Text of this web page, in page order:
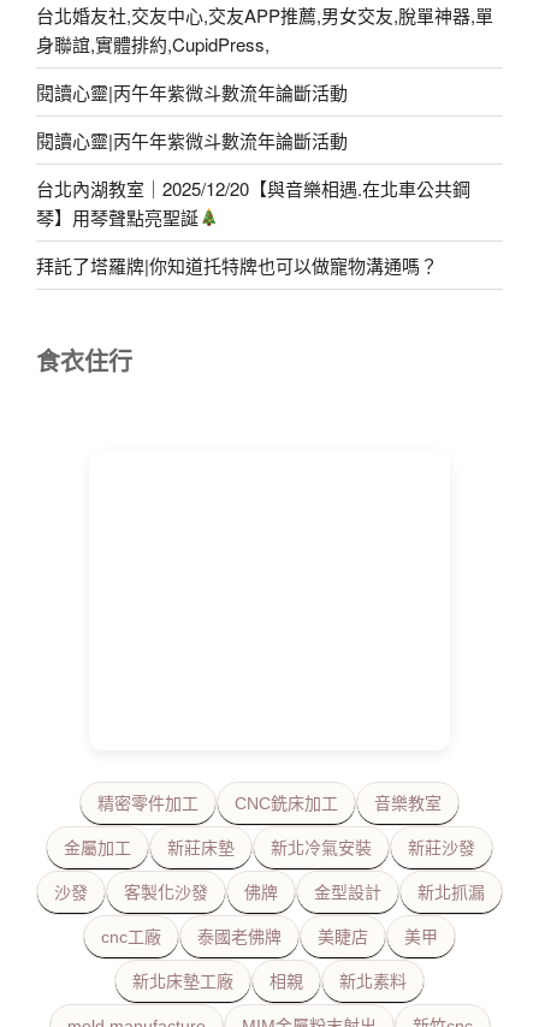
台北婚友社,交友中心,交友APP推薦,男女交友,脫單神器,單
身聯誼,實體排約,CupidPress,
閱讀心靈|丙午年紫微斗數流年論斷活動
閱讀心靈|丙午年紫微斗數流年論斷活動
台北內湖教室｜2025/12/20【與音樂相遇.在北車公共鋼
琴】用琴聲點亮聖誕
拜託了塔羅牌|你知道托特牌也可以做寵物溝通嗎？
食衣住行
精密零件加工 CNC銑床加工 音樂教室
金屬加工 新莊床墊 新北冷氣安裝 新莊沙發
沙發 客製化沙發 佛牌 金型設計 新北抓漏
cnc工廠 泰國老佛牌 美睫店 美甲
新北床墊工廠 相親 新北素料